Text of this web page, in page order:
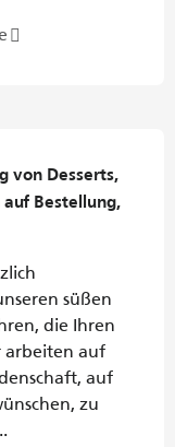
von Desserts,
Bestellung,
süßen
die Ihren
arbeiten auf
auf
zu